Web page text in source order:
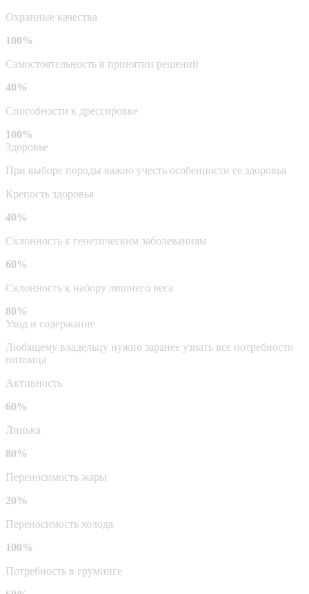
Охранные качества
100%
Самостоятельность в принятии решений
40%
Способности к дрессировке
100%
Здоровье
При выборе породы важно учесть особенности ее здоровья
Крепость здоровья
40%
Склонность к генетическим заболеваниям
60%
Склонность к набору лишнего веса
80%
Уход и содержание
Любящему владельцу нужно заранее узнать все потребности
питомца
Активность
60%
Линька
80%
Переносимость жары
20%
Переносимость холода
100%
Потребность в груминге